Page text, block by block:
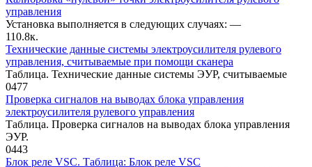
управления
Установка выполняется в следую­щих случаях: —
110.8к.
Технические данные системы электроусилителя рулевого
управления, считываемые при помощи сканера
Таблица. Технические данные системы ЭУР, считываемые
0477
Проверка сигналов на выводах блока управления
электроусилителя рулевого управления
Таблица. Проверка сигналов на выводах блока управления
ЭУР.
0443
Блок реле VSC. Таблица: Блок реле VSC